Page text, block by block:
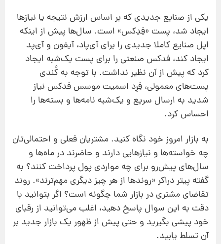
یکی از صنایع جدیدی که بر اساس ارزش نتیجه یا نیازها
ایجاد شد، پست «فِدِکس» است. سال‌ها پیش از اینکه
اپل صنایع کاملا جدیدی را برای آی‌پاد، آیفون و آی‌پد
ایجاد کند، فدکس صنعتی را برای پست یک‌شبه ایجاد
کرد که پیش از آن نظیر نداشت. با توجه به کُندی
پست‌های معمولی، فِرِد اسمیت ‌موسس فدکس نیاز
شدید به ارسال سریع و یک‌شبه نامه‌ها و بسته‌ها را
احساس کرد.
به بازار امروز خود نگاه کنید. مشتریان فعلی و احتمالی‌تان
چه خواسته‌ها و نیازهایی دارند و حاضرند در ماه‌ها و
سال‌های پیش‌رو برای چه مواردی پول پرداخت کنند؟ به
گفته پیتر دراکر «روندها از هر چیز دیگری مهم‌ترند». روند‌
تقاضای مشتری در بازار شما چگونه است؟ اگر بتوانید با
دقت به این سوال پاسخ دهید، اغلب می‌توانید از رقبای
خود پیشی بگیرید و حتی پیش از ظهور یک بازار جدید بر
آن تسلط یابید.